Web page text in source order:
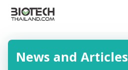
News and Articles